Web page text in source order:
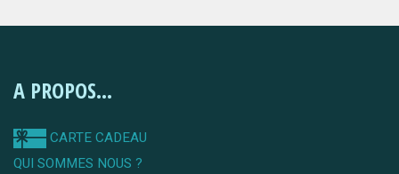
A PROPOS...
CARTE CADEAU
QUI SOMMES NOUS ?